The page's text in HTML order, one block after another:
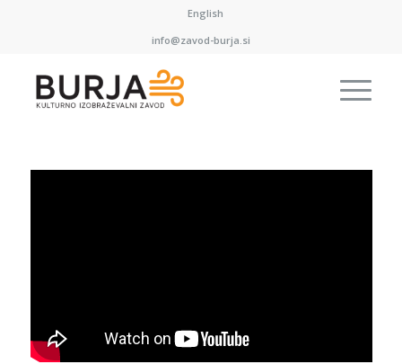
English
info@zavod-burja.si